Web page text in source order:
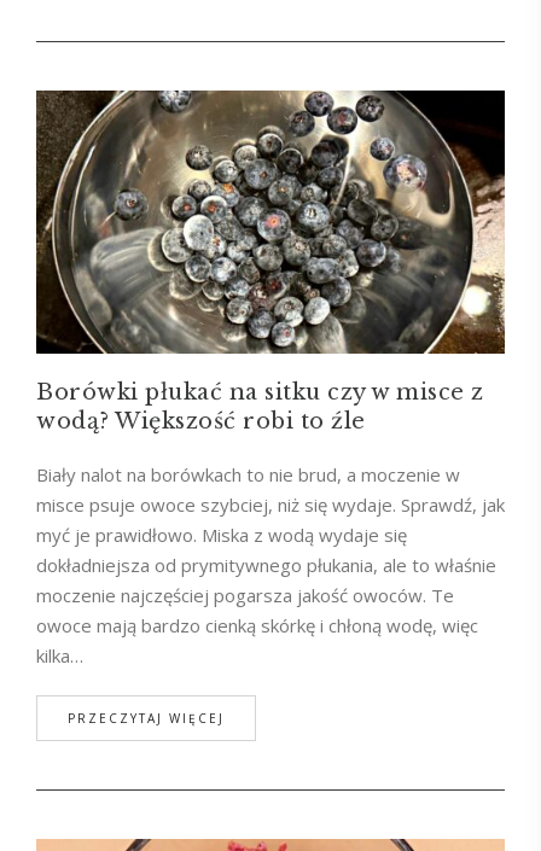
Borówki płukać na sitku czy w misce z
wodą? Większość robi to źle
Biały nalot na borówkach to nie brud, a moczenie w
misce psuje owoce szybciej, niż się wydaje. Sprawdź, jak
myć je prawidłowo. Miska z wodą wydaje się
dokładniejsza od prymitywnego płukania, ale to właśnie
moczenie najczęściej pogarsza jakość owoców. Te
owoce mają bardzo cienką skórkę i chłoną wodę, więc
kilka…
PRZECZYTAJ WIĘCEJ